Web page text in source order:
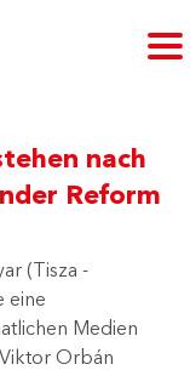
nach
Reform
(Tisza -
eine
Medien
Orbán